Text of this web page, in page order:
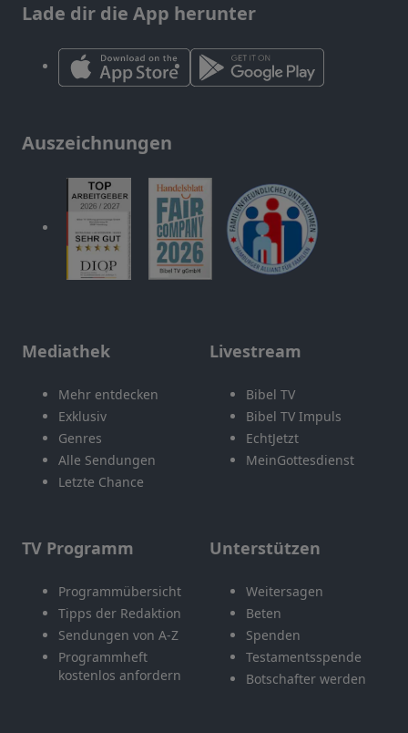
Lade dir die App herunter
Auszeichnungen
Mediathek
Mehr entdecken
Exklusiv
Genres
Alle Sendungen
Letzte Chance
Livestream
Bibel TV
Bibel TV Impuls
EchtJetzt
MeinGottesdienst
TV Programm
Programmübersicht
Tipps der Redaktion
Sendungen von A-Z
Programmheft
kostenlos anfordern
Unterstützen
Weitersagen
Beten
Spenden
Testamentsspende
Botschafter werden